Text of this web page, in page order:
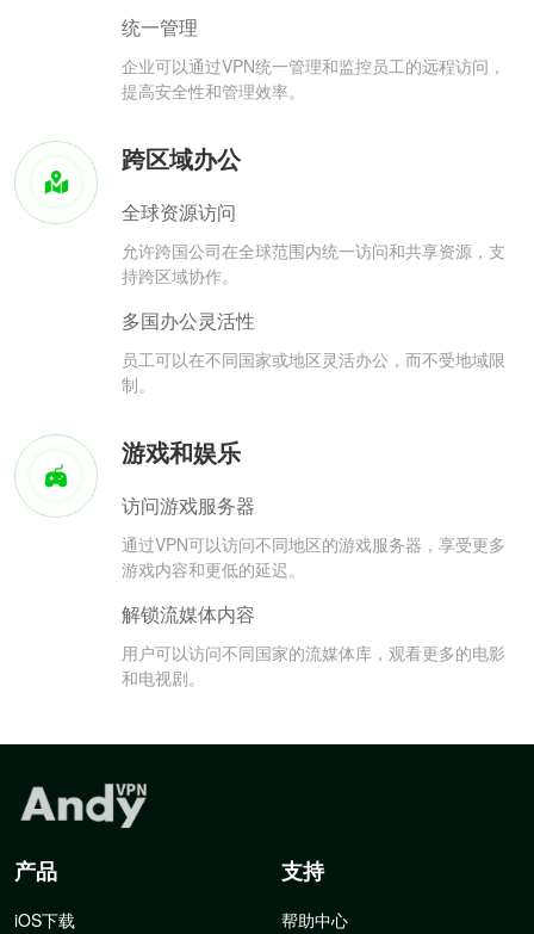
统一管理
企业可以通过VPN统一管理和监控员工的远程访问，
提高安全性和管理效率。
跨区域办公
全球资源访问
允许跨国公司在全球范围内统一访问和共享资源，支
持跨区域协作。
多国办公灵活性
员工可以在不同国家或地区灵活办公，而不受地域限
制。
游戏和娱乐
访问游戏服务器
通过VPN可以访问不同地区的游戏服务器，享受更多
游戏内容和更低的延迟。
解锁流媒体内容
用户可以访问不同国家的流媒体库，观看更多的电影
和电视剧。
产品
iOS下载
支持
帮助中心